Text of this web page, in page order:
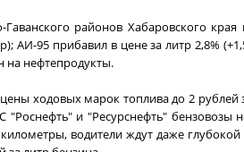
районов Хабаровского
АИ-95 прибавил в цене за литр 2,8%
на нефтепродукты.
ходовых марок топлива до 2
и "Ресурснефть" бензовозы
водители ждут даже